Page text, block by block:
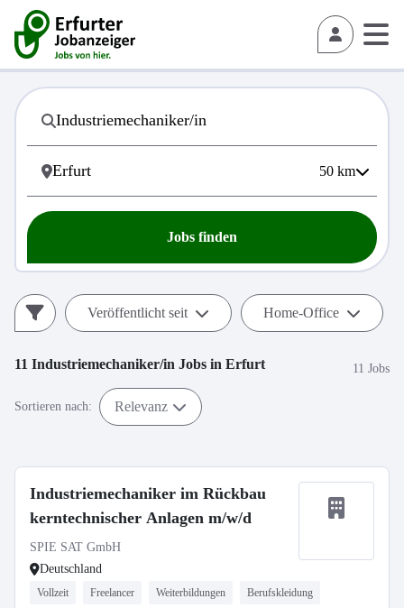
50 km
Jobs finden
Veröffentlicht seit Home-Office
11 Industriemechaniker/in Jobs in Erfurt 11 Jobs
Sortieren nach: Relevanz
Industriemechaniker im Rückbau
kerntechnischer Anlagen m/w/d
SPIE SAT GmbH
Deutschland
Vollzeit Freelancer Weiterbildungen Berufskleidung